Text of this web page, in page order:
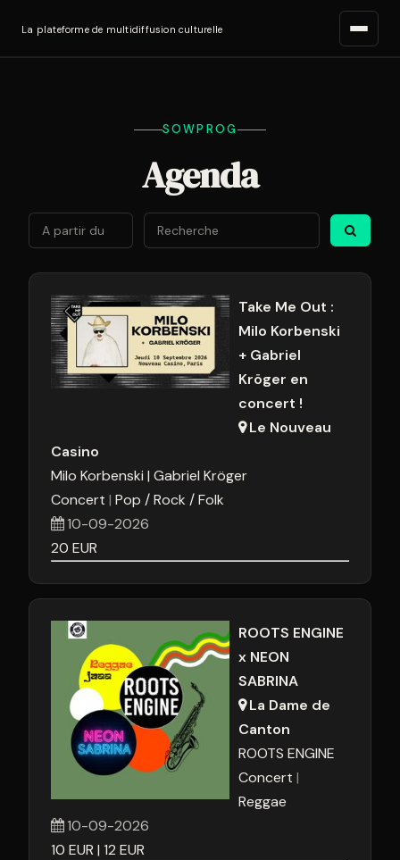
La plateforme de multidiffusion culturelle
SOWPROG
Agenda
Août
27 28 29 30 31
3 5 7 8
10 11 12 14
17 18 19 20
28
31
Aujourd'hui Effacer
Take Me Out :
Milo Korbenski
+ Gabriel
Kröger en
concert !
Le Nouveau
Casino
Milo Korbenski Gabriel Kröger
Concert Pop / Rock / Folk
10-09-2026
20 EUR
ROOTS ENGINE
x NEON
SABRINA
La Dame de
Canton
ROOTS ENGINE
Concert
Reggae
10-09-2026
10 EUR 12 EUR